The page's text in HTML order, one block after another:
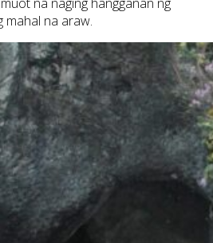
na naging hangganan ng
mahal na araw.